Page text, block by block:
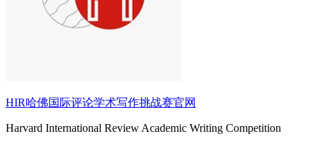
HIR哈佛国际评论学术写作挑战赛官网
Harvard International Review Academic Writing Competition